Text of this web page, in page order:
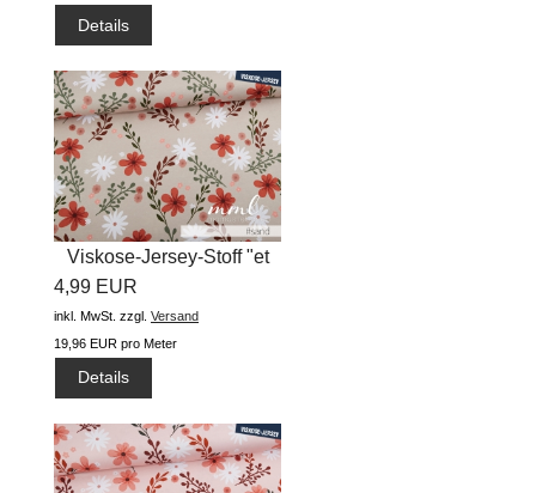
Details
Viskose-Jersey-Stoff "et
4,99 EUR
inkl. MwSt. zzgl. Versand
19,96 EUR pro Meter
Details